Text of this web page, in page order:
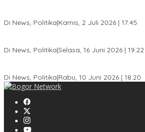
Di News, Politika|Kamis, 2 Juli 2026 | 17:45
Di News, Politika|Selasa, 16 Juni 2026 | 19:22
Di News, Politika|Rabu, 10 Juni 2026 | 18:20